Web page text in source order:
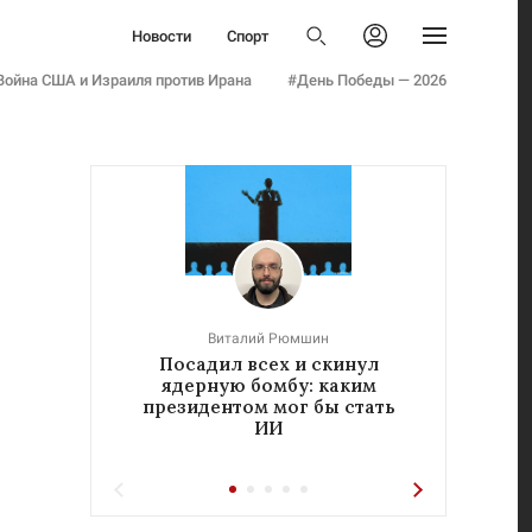
Новости
Спорт
Бизнес
Армия
Наука
Семья и дети
Авто
Стиль
США и Израиля против Ирана #День Победы — 2026
Бизнес
Культура
Технологии
Авто
Стиль
Фото
Инфографика
Виталий Рюмшин
Посадил всех и скинул
ядерную бомбу: каким
президентом мог бы стать
ИИ